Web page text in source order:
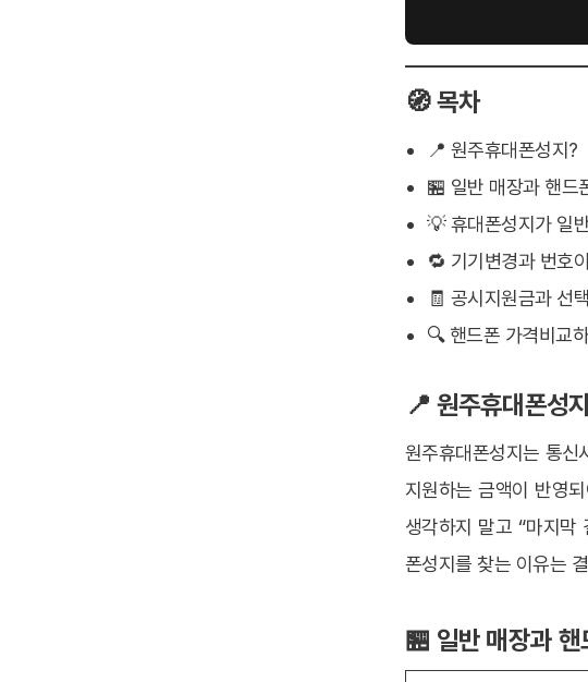
🧭 목차
📍 원주휴대폰성지?
🏪 일반 매장과 핸드
💡 휴대폰성지가 일
🔁 기기변경과 번호
🧾 공시지원금과 선
🔍 핸드폰 가격비교
📍 원주휴대폰성
원주휴대폰성지는 통신
지원하는 금액이 반영
생각하지 말고 “마지막
폰성지를 찾는 이유는
🏪 일반 매장과